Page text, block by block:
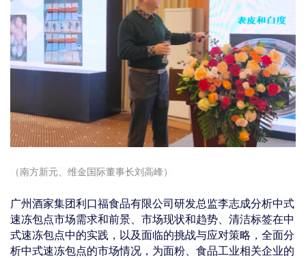
（南方新元、维金国际董事长刘高峰）
广州酒家集团利口福食品有限公司研发总监李志成分析中式
速冻包点市场需求和前景、市场现状和趋势、清洁标签在中
式速冻包点中的实践，以及面临的挑战与应对策略，全面分
析中式速冻包点的市场情况，为面粉、食品工业相关企业的